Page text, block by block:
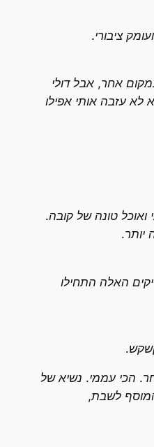
ציבורי.
אחר, אבל דולי
לא עזבה אותי אפילו
ואוכל טונה של קובה.
יותר.
האלה התחילו
הכי עממי. נשיא של
לשבת,